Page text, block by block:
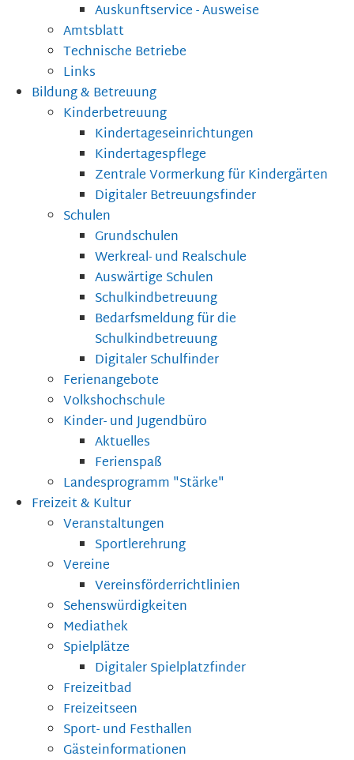
Auskunftservice - Ausweise
Amtsblatt
Technische Betriebe
Links
Bildung & Betreuung
Kinderbetreuung
Kindertageseinrichtungen
Kindertagespflege
Zentrale Vormerkung für Kindergärten
Digitaler Betreuungsfinder
Schulen
Grundschulen
Werkreal- und Realschule
Auswärtige Schulen
Schulkindbetreuung
Bedarfsmeldung für die
Schulkindbetreuung
Digitaler Schulfinder
Ferienangebote
Volkshochschule
Kinder- und Jugendbüro
Aktuelles
Ferienspaß
Landesprogramm "Stärke"
Freizeit & Kultur
Veranstaltungen
Sportlerehrung
Vereine
Vereinsförderrichtlinien
Sehenswürdigkeiten
Mediathek
Spielplätze
Digitaler Spielplatzfinder
Freizeitbad
Freizeitseen
Sport- und Festhallen
Gästeinformationen